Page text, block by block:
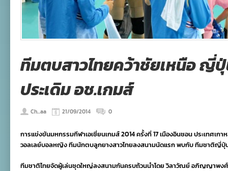
ทีมตบสาวไทยคว้าชัยเหนือ ญี่ปุ่
ประเดิม อช.เกมส์
Ch...aa 21/09/2014 0
การแข่งขันมหกรรมกีฬาเอเชี่ยนเกมส์ 2014 ครั้งที่ 17 เมืองอินชอน ประเทศเก
วอลเลย์บอลหญิง ทีมนักตบลูกยางสาวไทยลงสนามนัดแรก พบกับ ทีมชาติญี่ปุ่
ทีมชาติไทยจัดผู้เล่นชุดใหญ่ลงสนามกันครบถ้วนนำโดย วิลาวัณย์ อภิญญาพง